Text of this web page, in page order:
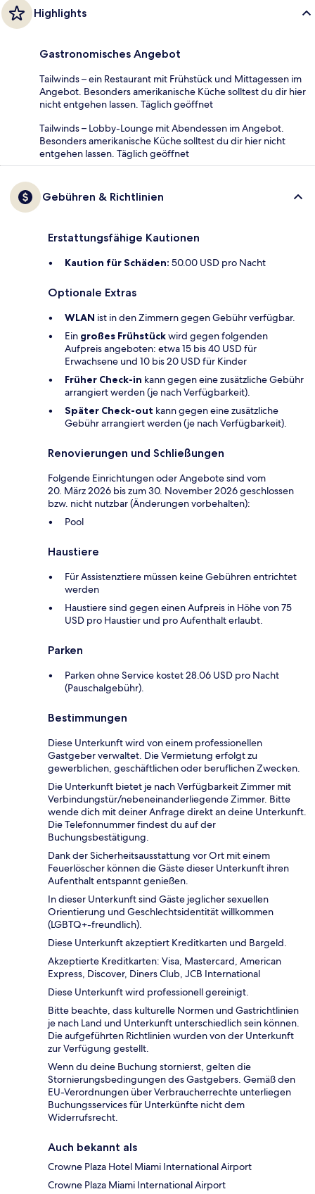
Highlights
Gastronomisches Angebot
Tailwinds – ein Restaurant mit Frühstück und Mittagessen im
Angebot. Besonders amerikanische Küche solltest du dir hier
nicht entgehen lassen. Täglich geöffnet
Tailwinds – Lobby-Lounge mit Abendessen im Angebot.
Besonders amerikanische Küche solltest du dir hier nicht
entgehen lassen. Täglich geöffnet
Gebühren & Richtlinien
Erstattungsfähige Kautionen
Kaution für Schäden: 50.00 USD pro Nacht
Optionale Extras
WLAN ist in den Zimmern gegen Gebühr verfügbar.
Ein großes Frühstückwird gegen folgenden
Aufpreis angeboten: etwa 15 bis 40 USD für
Erwachsene und 10 bis 20 USD für Kinder
Früher Check-in kann gegen eine zusätzliche Gebühr
arrangiert werden (je nach Verfügbarkeit).
Später Check-out kann gegen eine zusätzliche
Gebühr arrangiert werden (je nach Verfügbarkeit).
Renovierungen und Schließungen
Folgende Einrichtungen oder Angebote sind vom
20. März 2026 bis zum 30. November 2026 geschlossen
bzw. nicht nutzbar (Änderungen vorbehalten):
Pool
Haustiere
Für Assistenztiere müssen keine Gebühren entrichtet
werden
Haustiere sind gegen einen Aufpreis in Höhe von 75
USD pro Haustier und pro Aufenthalt erlaubt.
Parken
Parken ohne Service kostet 28.06 USD pro Nacht
(Pauschalgebühr).
Bestimmungen
Diese Unterkunft wird von einem professionellen
Gastgeber verwaltet. Die Vermietung erfolgt zu
gewerblichen, geschäftlichen oder beruflichen Zwecken.
Die Unterkunft bietet je nach Verfügbarkeit Zimmer mit
Verbindungstür/nebeneinanderliegende Zimmer. Bitte
wende dich mit deiner Anfrage direkt an deine Unterkunft.
Die Telefonnummer findest du auf der
Buchungsbestätigung.
Dank der Sicherheitsausstattung vor Ort mit einem
Feuerlöscher können die Gäste dieser Unterkunft ihren
Aufenthalt entspannt genießen.
In dieser Unterkunft sind Gäste jeglicher sexuellen
Orientierung und Geschlechtsidentität willkommen
(LGBTQ+-freundlich).
Diese Unterkunft akzeptiert Kreditkarten und Bargeld.
Akzeptierte Kreditkarten: Visa, Mastercard, American
Express, Discover, Diners Club, JCB International
Diese Unterkunft wird professionell gereinigt.
Bitte beachte, dass kulturelle Normen und Gastrichtlinien
je nach Land und Unterkunft unterschiedlich sein können.
Die aufgeführten Richtlinien wurden von der Unterkunft
zur Verfügung gestellt.
Wenn du deine Buchung stornierst, gelten die
Stornierungsbedingungen des Gastgebers. Gemäß den
EU-Verordnungen über Verbraucherrechte unterliegen
Buchungsservices für Unterkünfte nicht dem
Widerrufsrecht.
Auch bekannt als
Crowne Plaza Hotel Miami International Airport
Crowne Plaza Miami International Airport